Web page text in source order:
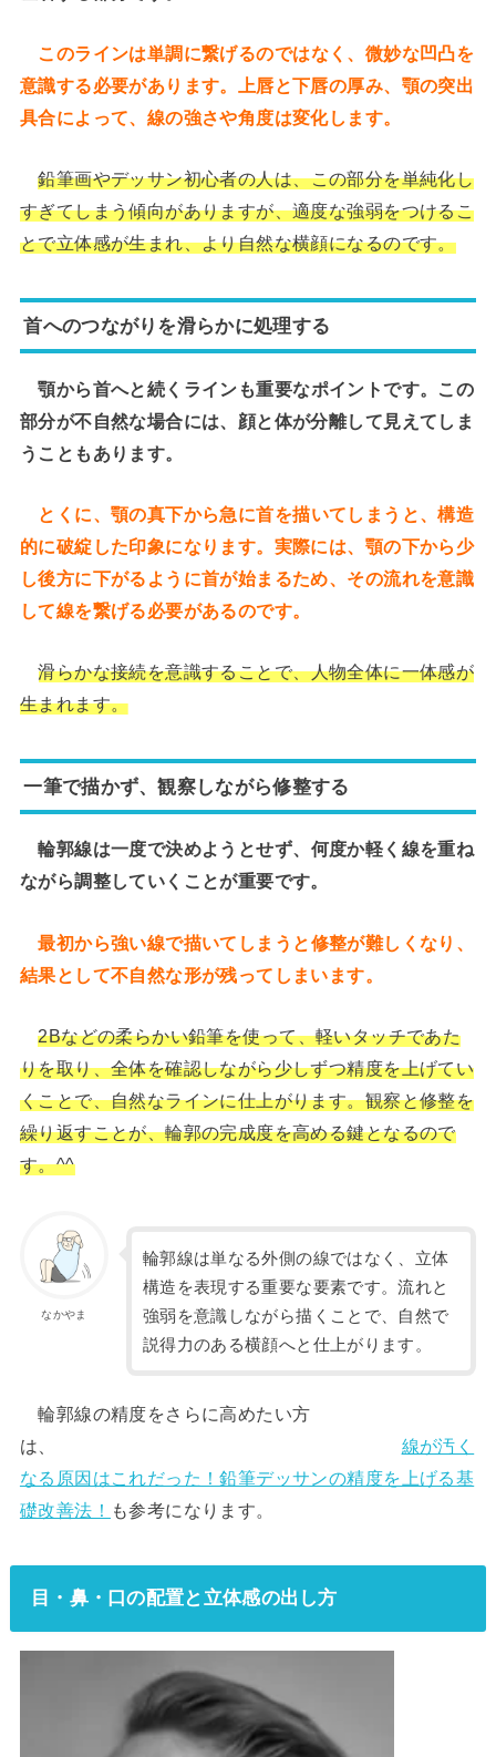
このラインは単調に繋げるのではなく、微妙な凹凸を
意識する必要があります。上唇と下唇の厚み、顎の突出
具合によって、線の強さや角度は変化します。
鉛筆画やデッサン初心者の人は、この部分を単純化し
すぎてしまう傾向がありますが、適度な強弱をつけるこ
とで立体感が生まれ、より自然な横顔になるのです。
首へのつながりを滑らかに処理する
顎から首へと続くラインも重要なポイントです。この
部分が不自然な場合には、顔と体が分離して見えてしま
うこともあります。
とくに、顎の真下から急に首を描いてしまうと、構造
的に破綻した印象になります。実際には、顎の下から少
し後方に下がるように首が始まるため、その流れを意識
して線を繋げる必要があるのです。
滑らかな接続を意識することで、人物全体に一体感が
生まれます。
一筆で描かず、観察しながら修整する
輪郭線は一度で決めようとせず、何度か軽く線を重ね
ながら調整していくことが重要です。
最初から強い線で描いてしまうと修整が難しくなり、
結果として不自然な形が残ってしまいます。
2Bなどの柔らかい鉛筆を使って、軽いタッチであた
りを取り、全体を確認しながら少しずつ精度を上げてい
くことで、自然なラインに仕上がります。観察と修整を
繰り返すことが、輪郭の完成度を高める鍵となるので
す。^^
なかやま
輪郭線は単なる外側の線ではなく、立体
構造を表現する重要な要素です。流れと
強弱を意識しながら描くことで、自然で
説得力のある横顔へと仕上がります。
輪郭線の精度をさらに高めたい方
は、 線が汚く
なる原因はこれだった！鉛筆デッサンの精度を上げる基
礎改善法！ も参考になります。
目・鼻・口の配置と立体感の出し方